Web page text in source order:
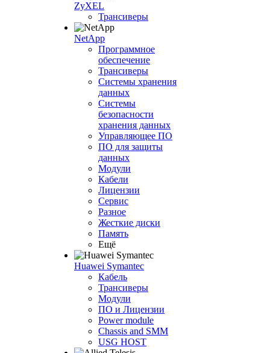
ZyXEL
Трансиверы
NetApp
Программное
обеспечение
Трансиверы
Системы хранения
данных
Системы
безопасности
хранения данных
Управляющее ПО
ПО для защиты
данных
Модули
Кабели
Лицензии
Сервис
Разное
Жесткие диски
Память
Ещё
Huawei Symantec
Кабель
Трансиверы
Модули
ПО и Лицензии
Power module
Chassis and SMM
USG HOST